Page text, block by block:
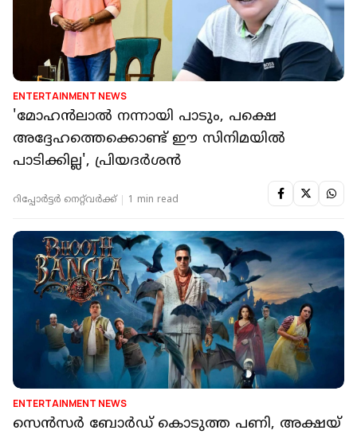
ENTERTAINMENT NEWS
'മോഹന്‍ലാല്‍ നന്നായി പാടും, പക്ഷെ
അദ്ദേഹത്തെക്കൊണ്ട് ഈ സിനിമയില്‍
പാടിക്കില്ല', പ്രിയദർശൻ
റിപ്പോർട്ടർ നെറ്റ്‌വര്‍ക്ക്‌ 1 min read
ENTERTAINMENT NEWS
സെൻസർ ബോർഡ് കൊടുത്ത പണി, അക്ഷയ്